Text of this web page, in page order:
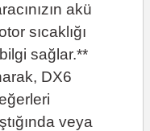
akü
sıcaklığı
sağlar.**
DX6
veya